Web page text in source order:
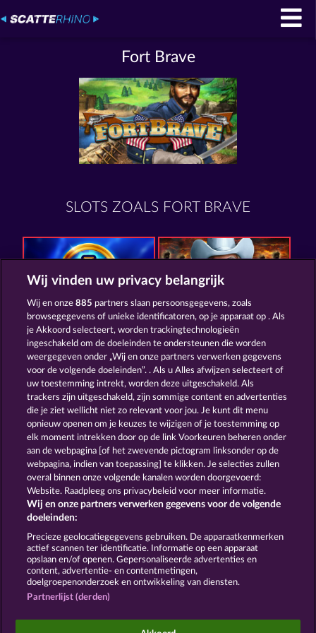
Fort Brave
SLOTS ZOALS FORT BRAVE
Blitz Coins Texas Tycoon
Robin & his girl Roman Legion Xtreme
Algemene voorwaarden Privacyverklaring
Colofon Bedrijf FAQ
Terugbetalingsverzoek indienen
Sociale casino games zijn enkel bedoeld voor
Wij vinden uw privacy belangrijk
Wij en onze885 partners slaan persoonsgegevens, zoals
browsegegevens of unieke identificatoren, op je apparaat op . Als
je Akkoord selecteert, worden trackingtechnologieën
ingeschakeld om de doeleinden te ondersteunen die worden
weergegeven onder „Wij en onze partners verwerken gegevens
voor de volgende doeleinden”. . Als u Alles afwijzen selecteert of
uw toestemming intrekt, worden deze uitgeschakeld. Als
trackers zijn uitgeschakeld, zijn sommige content en advertenties
die je ziet wellicht niet zo relevant voor jou. Je kunt dit menu
opnieuw openen om je keuzes te wijzigen of je toestemming op
elk moment intrekken door op de link Voorkeuren beheren onder
aan de webpagina [of het zwevende pictogram linksonder op de
webpagina, indien van toepassing] te klikken. Je selecties zullen
overal binnen onze volgende kanalen worden doorgevoerd:
Website. Raadpleeg ons privacybeleid voor meer informatie.
Wij en onze partners verwerken gegevens voor de volgende
doeleinden:
Precieze geolocatiegegevens gebruiken. De apparaatkenmerken
actief scannen ter identificatie. Informatie op een apparaat
opslaan en/of openen. Gepersonaliseerde advertenties en
content, advertentie- en contentmetingen,
doelgroepenonderzoek en ontwikkeling van diensten.
Partnerlijst (derden)